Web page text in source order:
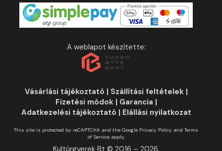
A weblapot készítette:
Vásárlási tájékoztató | Szállítási feltételek|
Fizetési módok| Garancia |
Adatkezelési tájékoztató | Elállási nyilatkozat
This site is protected by reCAPTCHA and the Google Privacy Policy and Terms
of Serviceapply.